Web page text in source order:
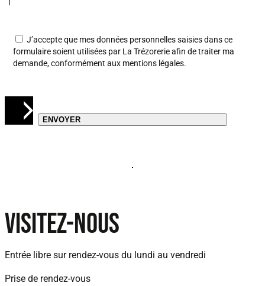
J’accepte que mes données personnelles saisies dans ce
formulaire soient utilisées par La Trézorerie afin de traiter ma
demande, conformément aux mentions légales.
VISITEZ-NOUS
Entrée libre sur rendez‑vous du lundi au vendredi
Prise de rendez‑vous